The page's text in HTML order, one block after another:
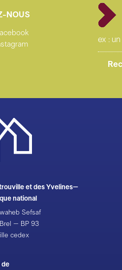
NOUS
et des Yvelines–
national
Sefsaf
– BP 93
cedex
de